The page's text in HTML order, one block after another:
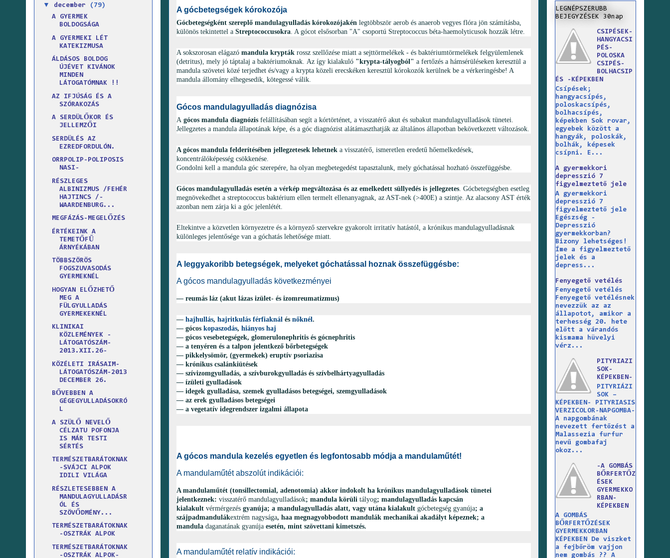
A gócbetegségek kórokozója
Gócbetegségként szereplő mandulagyulladás kórokozójakén legtöbbször aerob és anaerob vegyes flóra jön számításba,
különös tekintettel a Streptococcusokra . A gócot elsősorban "A" csoportú Streptococcus béta-haemolyticusok hozzák létre.
A sokszorosan elágazó mandula krypták rossz szellőzése miatt a sejttörmelékek - és baktériumtörmelékek felgyülemlenek
(detritus), mely jó táptalaj a baktériumoknak. Az így kialakuló "krypta-tályogból" a fertőzés a hámsérüléseken keresztül a
mandula szövetei közé terjedhet és/vagy a krypta közeli erecskéken keresztül kórokozók kerülnek be a vérkeringésbe! A
mandula állomány elhegesedik, kötegessé válik.
Gócos mandulagyulladás diagnózisa
A gócos mandula diagnózis felállításában segít a kórtörténet, a visszatérő akut és subakut mandulagyulladások tünetei.
Jellegzetes a mandula állapotának képe, és a góc diagnózist alátámaszthatják az általános állapotban bekövetkezett változások.
A gócos mandula felderítésében jellegzetesek lehetnek a visszatérő, ismeretlen eredetű hőemelkedések,
koncentrálóképesség csökkenése.
Gondolni kell a mandula góc szerepére, ha olyan megbetegedést tapasztalunk, mely góchatással hozható összefüggésbe.
Gócos mandulagyulladás esetén a vérkép megváltozása és az emelkedett süllyedés is jellegzetes . Gócbetegségben esetleg
megnövekedhet a streptococcus baktérium ellen termelt ellenanyagnak, az AST-nek (>400E) a szintje. Az alacsony AST érték
azonban nem zárja ki a góc jelenlétét.
Eltekintve a közvetlen környezetre és a környező szervekre gyakorolt irritatív hatástól, a krónikus mandulagyulladásnak
különleges jelentősége van a góchatás lehetősége miatt.
A leggyakoribb betegségek, melyeket góchatással hoznak összefüggésbe:
A gócos mandulagyulladás következményei
— reumás láz (akut lázas izület- és izomreumatizmus)
— hajhullás, hajritkulás férfiaknál és nőknél .
— gócos kopaszodás, hiányos haj
— gócos vesebetegségek, glomerulonephritis és gócnephritis
— a tenyéren és a talpon jelentkező bőrbetegségek
— pikkelysömör, (gyermekek) eruptív psoriazisa
— krónikus csalánkiütések
— szívizomgyulladás, a szívburokgyulladás és szívbelhártyagyulladás
— ízületi gyulladások
— idegek gyulladása, szemek gyulladásos betegségei, szemgyulladások
— az erek gyulladásos betegségei
— a vegetatív idegrendszer izgalmi állapota
A gócos mandula kezelés egyetlen és legfontosabb módja a mandulaműtét!
A mandulaműtét abszolút indikációi:
A mandulaműtét (tonsillectomial, adenotomia) akkor indokolt ha krónikus mandulagyulladások tünetei
jelentkeznek: visszatérő mandulagyulladások; mandula körüli tályog; mandulagyulladás kapcsán
kialakult vérmérgezés gyanúja; a mandulagyulladás alatt, vagy utána kialakult gócbetegség gyanúja; a
szájpadmandulákextrém nagysága, haa megnagyobbodott mandulák mechanikai akadályt képeznek; a
mandula daganatának gyanúja esetén, mint szövettani kimetszés.
A mandulaműtét relatív indikációi:
▼ december
(79)
A GYERMEK
BOLDOGSÁGA
A GYERMEKI LÉT
KATEKIZMUSA
ÁLDÁSOS BOLDOG
ÚJÉVET KIVÁNOK
MINDEN
LÁTOGATÓMNAK !!
AZ IFJÚSÁG ÉS A
SZÓRAKOZÁS
A SERDÜLŐKOR ÉS
JELLEMZŐI
SERDÜLÉS AZ
EZREDFORDULÓN.
ORRPOLIP-POLIPOSIS
NASI-
RÉSZLEGES
ALBINIZMUS /FEHÉR
HAJTINCS /-
WAARDENBURG...
MEGFÁZÁS-MEGELŐZÉS
ÉRTÉKEINK A
TEMETŐFŰ
ÁRNYÉKÁBAN
TÖBBSZÖRÖS
FOGSZUVASODÁS
GYERMEKNÉL
HOGYAN ELŐZHETŐ
MEG A
FÜLGYULLADÁS
GYERMEKEKNÉL
KLINIKAI
KÖZLEMÉNYEK -
LÁTOGATÓSZÁM-
2013.XII.26-
KÖZÉLETI IRÁSAIM-
LÁTOGATÓSZÁM-2013
DECEMBER 26.
BŐVEBBEN A
GÉGEGYULLADÁSOKRÓ
L
A SZÜLŐ NEVELŐ
CÉLZATU POFONJA
IS MÁR TESTI
SÉRTÉS
TERMÉSZETBARÁTOKNAK
-SVÁJCI ALPOK
IDILI VILÁGA
RÉSZLETESEBBEN A
MANDULAGYULLADÁSR
ÓL ÉS
SZÖVŐDMÉNY...
TERMÉSZETBARÁTOKNAK
-OSZTRÁK ALPOK
TERMÉSZETBARÁTOKNAK
-OSZTRÁK ALPOK-
LEGNÉPSZERUBB
BEJEGYZÉSEK 30nap
CSIPÉSEK-
HANGYACSI
PÉS-
POLOSKA
CSIPÉS-
BOLHACSIP
ÉS -KÉPEKBEN
Csípések;
hangyacsípés,
poloskacsípés,
bolhacsípés,
képekben Sok rovar,
egyebek között a
hangyák, poloskák,
bolhák, képesek
csípni. E...
A gyermekkori
depresszió 7
figyelmeztető jele
A gyermekkori
depresszió 7
figyelmeztető jele
Egészség -
Depresszió
gyermekkorban?
Bizony lehetséges!
Íme a figyelmeztető
jelek és a
depress...
Fenyegető vetélés
Fenyegető vetélés
Fenyegető vetélésnek
nevezzük az az
állapotot, amikor a
terhesség 20. hete
előtt a várandós
kismama hüvelyi
vérz...
PITYRIAZI
SOK-
KÉPEKBEN-
PITYRIÁZI
SOK –
KÉPEKBEN- PITYRIASIS
VERZICOLOR-NAPGOMBA-
A napgombának
nevezett fertőzést a
Malassezia furfur
nevű gombafaj
okoz...
-A GOMBÁS
BŐRFERTŐZ
ÉSEK
GYERMEKKO
RBAN-
KÉPEKBEN
A GOMBÁS
BŐRFERTŐZÉSEK
GYERMEKKORBAN
KÉPEKBEN De viszket
a fejbőröm vajjon
nem gombás ?? A